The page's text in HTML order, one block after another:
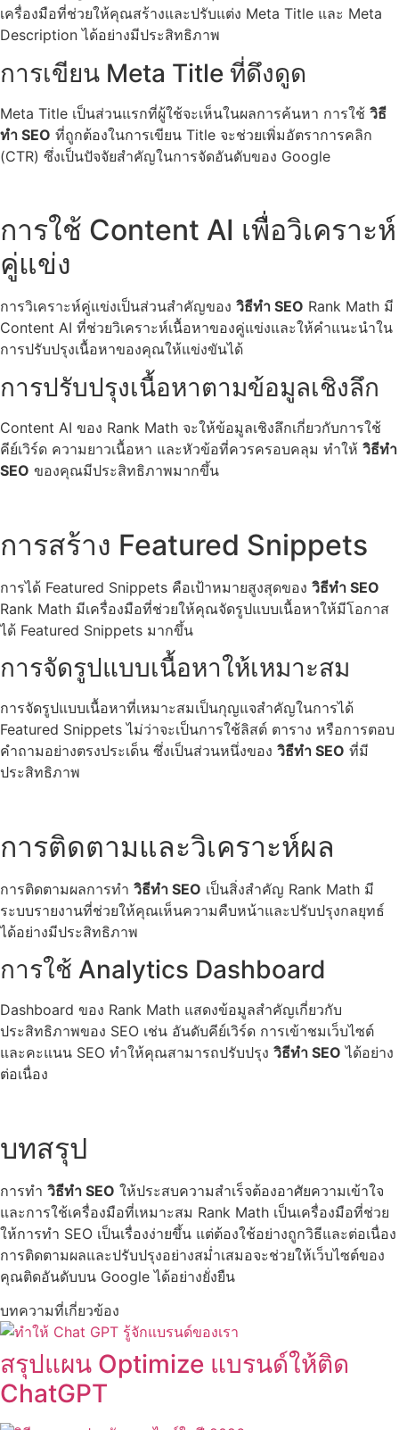
เครื่องมือที่ช่วยให้คุณสร้างและปรับแต่ง Meta Title และ Meta
Description ได้อย่างมีประสิทธิภาพ
การเขียน Meta Title ที่ดึงดูด
Meta Title เป็นส่วนแรกที่ผู้ใช้จะเห็นในผลการค้นหา การใช้ วิธี
ทำ SEO ที่ถูกต้องในการเขียน Title จะช่วยเพิ่มอัตราการคลิก
(CTR) ซึ่งเป็นปัจจัยสำคัญในการจัดอันดับของ Google
การใช้ Content AI เพื่อวิเคราะห์
คู่แข่ง
การวิเคราะห์คู่แข่งเป็นส่วนสำคัญของ วิธีทำ SEO Rank Math มี
Content AI ที่ช่วยวิเคราะห์เนื้อหาของคู่แข่งและให้คำแนะนำใน
การปรับปรุงเนื้อหาของคุณให้แข่งขันได้
การปรับปรุงเนื้อหาตามข้อมูลเชิงลึก
Content AI ของ Rank Math จะให้ข้อมูลเชิงลึกเกี่ยวกับการใช้
คีย์เวิร์ด ความยาวเนื้อหา และหัวข้อที่ควรครอบคลุม ทำให้ วิธีทำ
SEO ของคุณมีประสิทธิภาพมากขึ้น
การสร้าง Featured Snippets
การได้ Featured Snippets คือเป้าหมายสูงสุดของ วิธีทำ SEO
Rank Math มีเครื่องมือที่ช่วยให้คุณจัดรูปแบบเนื้อหาให้มีโอกาส
ได้ Featured Snippets มากขึ้น
การจัดรูปแบบเนื้อหาให้เหมาะสม
การจัดรูปแบบเนื้อหาที่เหมาะสมเป็นกุญแจสำคัญในการได้
Featured Snippets ไม่ว่าจะเป็นการใช้ลิสต์ ตาราง หรือการตอบ
คำถามอย่างตรงประเด็น ซึ่งเป็นส่วนหนึ่งของ วิธีทำ SEO ที่มี
ประสิทธิภาพ
การติดตามและวิเคราะห์ผล
การติดตามผลการทำ วิธีทำ SEO เป็นสิ่งสำคัญ Rank Math มี
ระบบรายงานที่ช่วยให้คุณเห็นความคืบหน้าและปรับปรุงกลยุทธ์
ได้อย่างมีประสิทธิภาพ
การใช้ Analytics Dashboard
Dashboard ของ Rank Math แสดงข้อมูลสำคัญเกี่ยวกับ
ประสิทธิภาพของ SEO เช่น อันดับคีย์เวิร์ด การเข้าชมเว็บไซต์
และคะแนน SEO ทำให้คุณสามารถปรับปรุง วิธีทำ SEO ได้อย่าง
ต่อเนื่อง
บทสรุป
การทำ วิธีทำ SEO ให้ประสบความสำเร็จต้องอาศัยความเข้าใจ
และการใช้เครื่องมือที่เหมาะสม Rank Math เป็นเครื่องมือที่ช่วย
ให้การทำ SEO เป็นเรื่องง่ายขึ้น แต่ต้องใช้อย่างถูกวิธีและต่อเนื่อง
การติดตามผลและปรับปรุงอย่างสม่ำเสมอจะช่วยให้เว็บไซต์ของ
คุณติดอันดับบน Google ได้อย่างยั่งยืน
บทความที่เกี่ยวข้อง
สรุปแผน Optimize แบรนด์ให้ติด
ChatGPT